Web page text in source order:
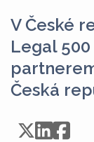
V České
Legal 500
Česká